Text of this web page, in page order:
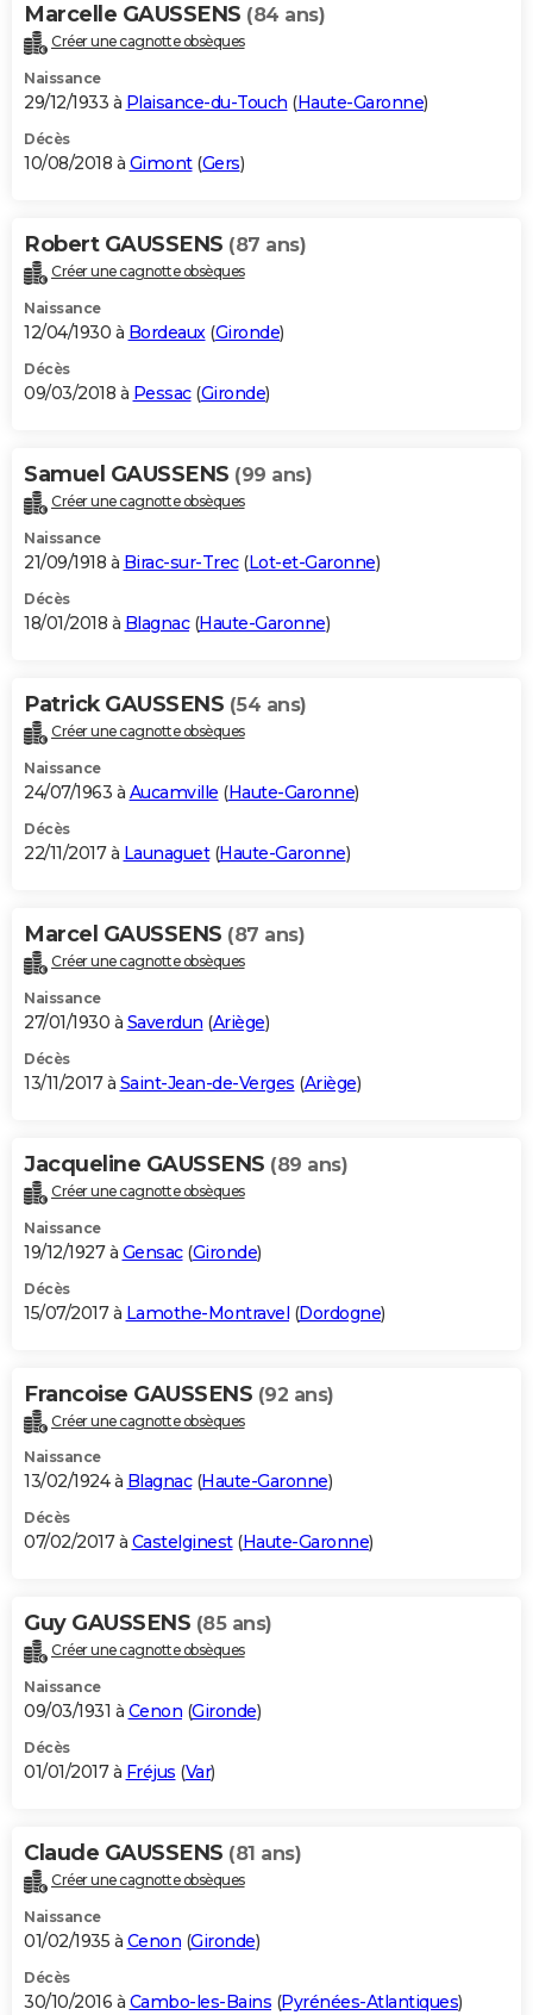
Marcelle GAUSSENS (84 ans)
Créer une cagnotte obsèques
Naissance
29/12/1933 à Plaisance-du-Touch (Haute-Garonne)
Décès
10/08/2018 à Gimont(Gers)
Robert GAUSSENS (87 ans)
Créer une cagnotte obsèques
Naissance
12/04/1930 à Bordeaux(Gironde)
Décès
09/03/2018 à Pessac(Gironde)
Samuel GAUSSENS (99 ans)
Créer une cagnotte obsèques
Naissance
21/09/1918 à Birac-sur-Trec(Lot-et-Garonne)
Décès
18/01/2018 à Blagnac(Haute-Garonne)
Patrick GAUSSENS (54 ans)
Créer une cagnotte obsèques
Naissance
24/07/1963 à Aucamville (Haute-Garonne)
Décès
22/11/2017 à Launaguet(Haute-Garonne)
Marcel GAUSSENS (87 ans)
Créer une cagnotte obsèques
Naissance
27/01/1930 à Saverdun (Ariège)
Décès
13/11/2017 à Saint-Jean-de-Verges (Ariège)
Jacqueline GAUSSENS (89 ans)
Créer une cagnotte obsèques
Naissance
19/12/1927 à Gensac(Gironde)
Décès
15/07/2017 à Lamothe-Montravel (Dordogne)
Francoise GAUSSENS (92 ans)
Créer une cagnotte obsèques
Naissance
13/02/1924 à Blagnac(Haute-Garonne)
Décès
07/02/2017 à Castelginest(Haute-Garonne)
Guy GAUSSENS (85 ans)
Créer une cagnotte obsèques
Naissance
09/03/1931 à Cenon (Gironde)
Décès
01/01/2017 à Fréjus (Var)
Claude GAUSSENS (81 ans)
Créer une cagnotte obsèques
Naissance
01/02/1935 à Cenon (Gironde)
Décès
30/10/2016 à Cambo-les-Bains (Pyrénées-Atlantiques)